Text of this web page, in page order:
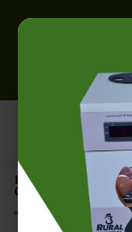
Página Inicial |
Chocadeira 130